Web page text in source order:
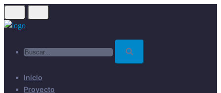
Skip
to
Inicio
Proyecto